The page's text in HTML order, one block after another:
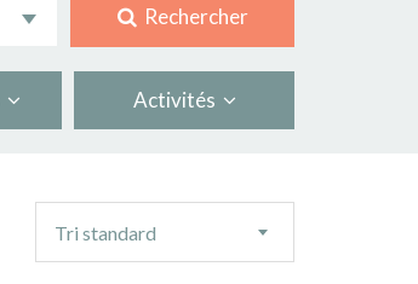
Rechercher
Activités
tri
Tri standard